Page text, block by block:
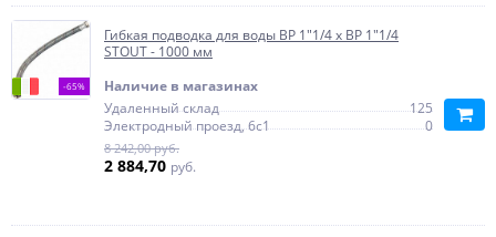
-65%
Гибкая подводка для воды ВР 1"1/4 х ВР 1"1/4
STOUT - 1000 мм
Наличие в магазинах
Удаленный склад
125
Электродный проезд, 6с1
0
8 242,00 руб.
2 884,70 руб.